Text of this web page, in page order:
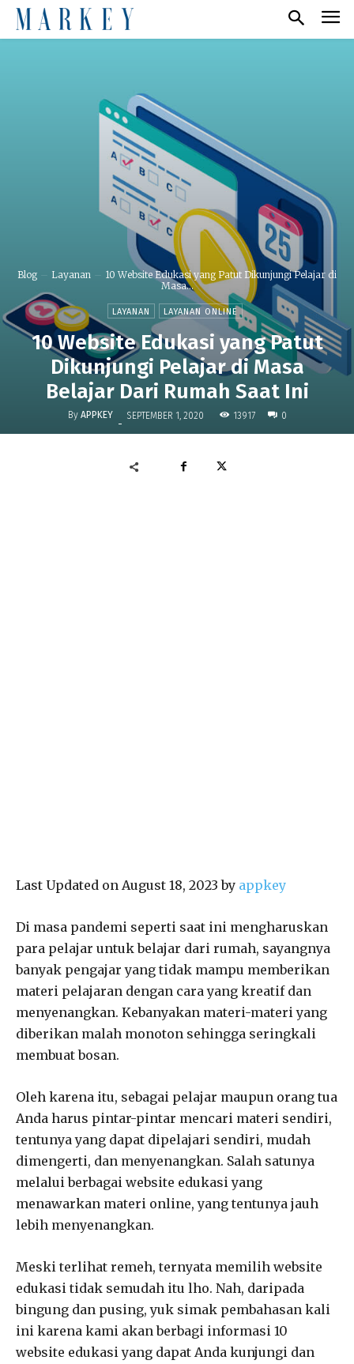
Blog Layanan
10 Website Edukasi yang Patut Dikunjungi Pelajar di
Masa...
LAYANAN LAYANAN ONLINE
10 Website Edukasi yang Patut
Dikunjungi Pelajar di Masa
Belajar Dari Rumah Saat Ini
By APPKEY - SEPTEMBER 1, 2020 13917 0
Last Updated on August 18, 2023 by appkey
Di masa pandemi seperti saat ini mengharuskan
para pelajar untuk belajar dari rumah, sayangnya
banyak pengajar yang tidak mampu memberikan
materi pelajaran dengan cara yang kreatif dan
menyenangkan. Kebanyakan materi-materi yang
diberikan malah monoton sehingga seringkali
membuat bosan.
Oleh karena itu, sebagai pelajar maupun orang tua
Anda harus pintar-pintar mencari materi sendiri,
tentunya yang dapat dipelajari sendiri, mudah
dimengerti, dan menyenangkan. Salah satunya
melalui berbagai website edukasi yang
menawarkan materi online, yang tentunya jauh
lebih menyenangkan.
Meski terlihat remeh, ternyata memilih website
edukasi tidak semudah itu lho. Nah, daripada
bingung dan pusing, yuk simak pembahasan kali
ini karena kami akan berbagi informasi 10
website edukasi yang dapat Anda kunjungi dan